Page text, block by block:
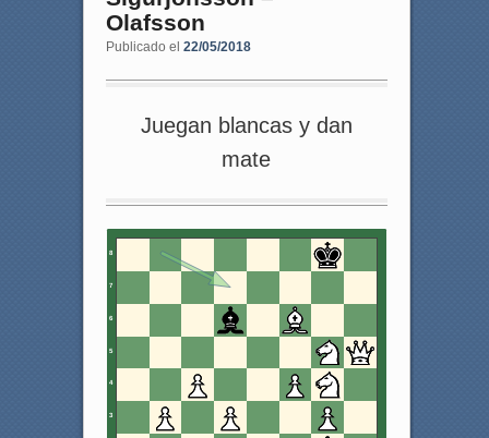
Olafsson
Publicado el 22/05/2018
Juegan blancas y dan
mate
8
7
6
5
4
3